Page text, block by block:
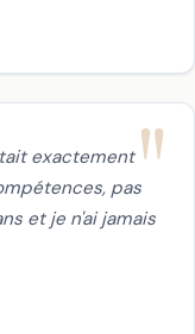
exactement
pas
et je n'ai jamais